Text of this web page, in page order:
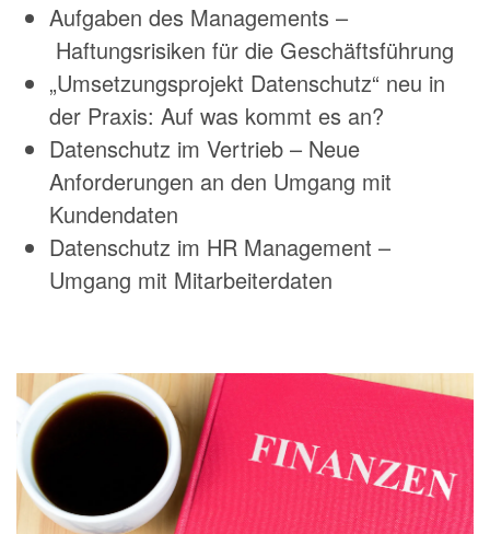
Aufgaben des Managements –
Haftungsrisiken für die Geschäftsführung
„Umsetzungsprojekt Datenschutz“ neu in
der Praxis: Auf was kommt es an?
Datenschutz im Vertrieb – Neue
Anforderungen an den Umgang mit
Kundendaten
Datenschutz im HR Management –
Umgang mit Mitarbeiterdaten